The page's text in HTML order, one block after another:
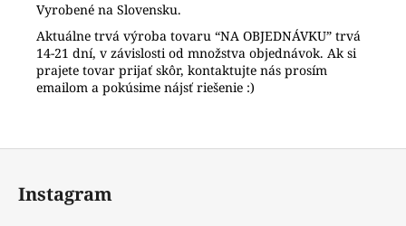
Vyrobené na Slovensku.
Aktuálne trvá výroba tovaru “NA OBJEDNÁVKU” trvá
14-21 dní, v závislosti od množstva objednávok. Ak si
prajete tovar prijať skôr, kontaktujte nás prosím
emailom a pokúsime nájsť riešenie :)
Instagram